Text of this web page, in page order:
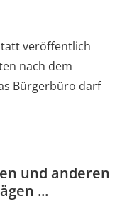
veröffentlich
nach dem
Bürgerbüro darf
und anderen
...